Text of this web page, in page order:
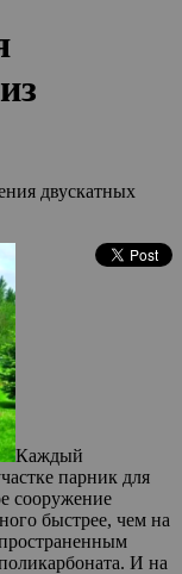
двускатных
Каждый
парник для
сооружение
быстрее, чем на
И на